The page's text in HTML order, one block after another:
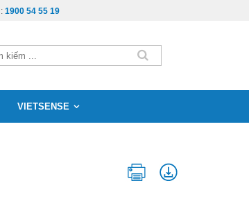
1900 54 55 19
VIETSENSE